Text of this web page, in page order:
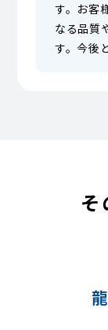
す。お客
なる品質
す。今後